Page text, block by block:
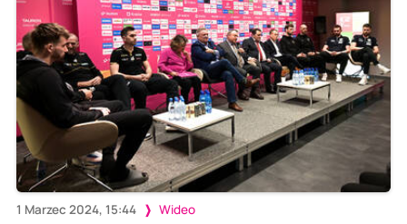
1 Marzec 2024, 15:44 Wideo